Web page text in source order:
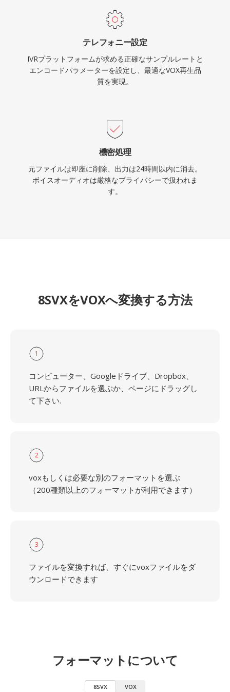
テレフォニー設定
IVRプラットフォームが求める正確なサンプルレートと
エンコードパラメーターを設定し、最適なVOX再生品
質を実現。
機密処理
元ファイルは即座に削除、出力は24時間以内に消去。
ボイスオーディオは厳格なプライバシーで扱われま
す。
8SVXをVOXへ変換する方法
1
コンピューター、Googleドライブ、Dropbox、
URLからファイルを選ぶか、ページにドラッグし
て下さい.
2
voxもしくは必要な別のフォーマットを選ぶ
（200種類以上のフォーマットが利用できます）
3
ファイルを変換すれば、すぐにvoxファイルをダ
ウンロードできます
フォーマットについて
8SVX VOX